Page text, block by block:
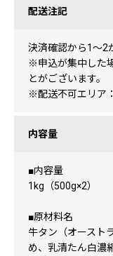
配送注記
決済確認から1〜2
※申込が集中した
とがございます。
※配送不可エリア
内容量
■内容量
1kg（500g×2）
■原材料名
牛タン（オースト
め、乳清たん白濃